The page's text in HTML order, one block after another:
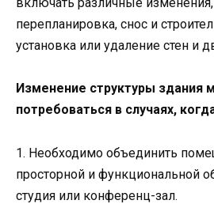
перепланировка, снос и
установка или удаление стен и
Изменение структуры здания
потребоваться в случаях,
1. Необходимо объединить
просторной и функциональной
студия или конференц-зал.